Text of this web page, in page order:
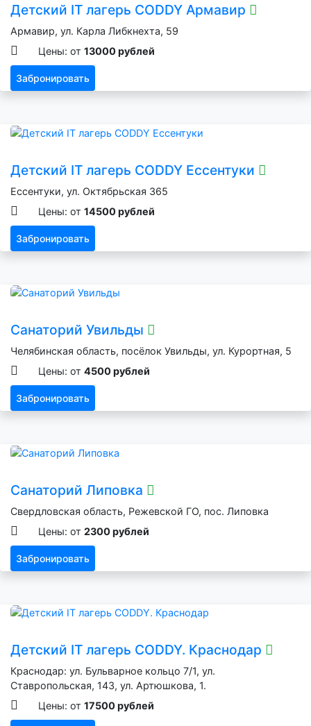
Детский IT лагерь CODDY Армавир
Армавир, ул. Карла Либкнехта, 59
Цены: от 13000 рублей
Забронировать
Детский IT лагерь CODDY Ессентуки
Ессентуки, ул. Октябрьская 365
Цены: от 14500 рублей
Забронировать
Санаторий Увильды
Челябинская область, посёлок Увильды, ул. Курортная, 5
Цены: от 4500 рублей
Забронировать
Санаторий Липовка
Свердловская область, Режевской ГО, пос. Липовка
Цены: от 2300 рублей
Забронировать
Детский IT лагерь CODDY. Краснодар
Краснодар: ул. Бульварное кольцо 7/1, ул.
Ставропольская, 143, ул. Артюшкова, 1.
Цены: от 17500 рублей